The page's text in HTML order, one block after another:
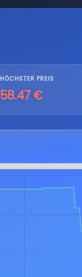
HÖCHSTER PREIS
58.47 €